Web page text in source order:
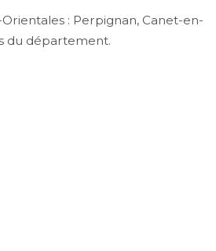
: Perpignan, Canet-en-
du département.